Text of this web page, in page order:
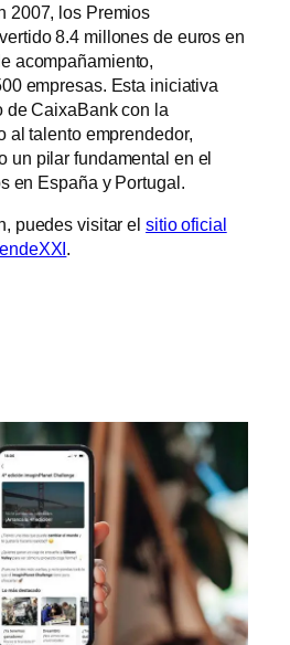
2007, los Premios
8.4 millones de euros en
acompañamiento,
empresas. Esta iniciativa
de CaixaBank con la
al talento emprendedor,
un pilar fundamental en el
en España y Portugal.
puedes visitar el sitio oficial
.